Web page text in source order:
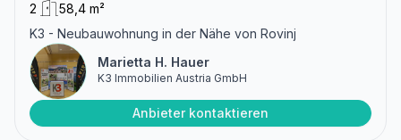
2
58,4 m²
K3 - Neubauwohnung in der Nähe von Rovinj
Marietta H. Hauer
K3 Immobilien Austria GmbH
Anbieter kontaktieren